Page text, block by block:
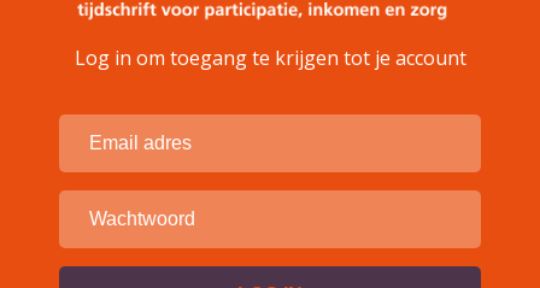
Log in om toegang te krijgen tot je account